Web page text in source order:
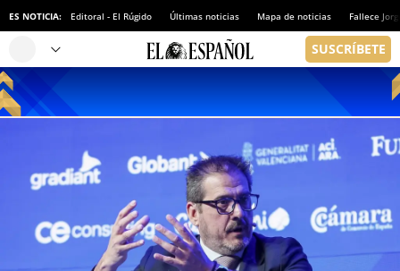
ES NOTICIA: Editoral - El Rúgido Últimas noticias Mapa de noticias Fallece